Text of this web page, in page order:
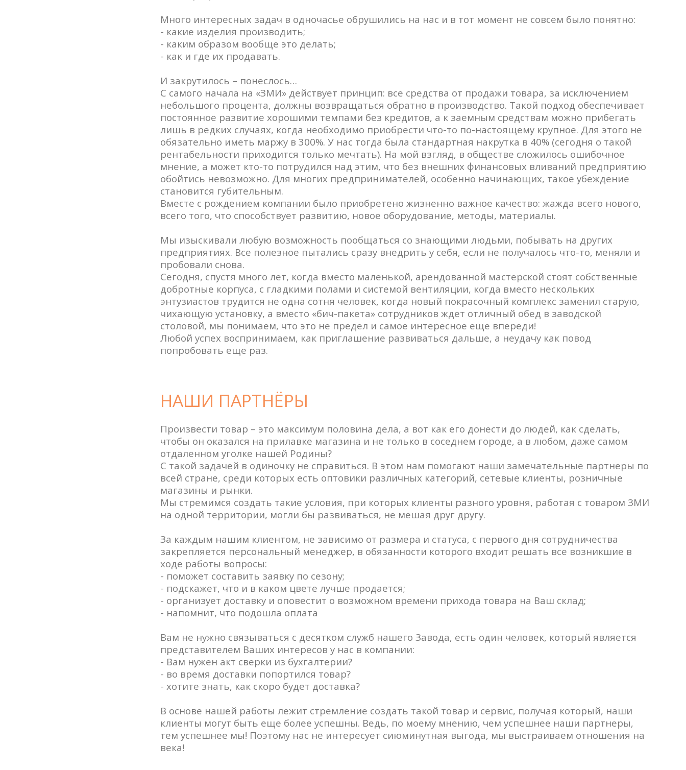
Много интересных задач в одночасье обрушились на нас и в тот момент не совсем было понятно:
- какие изделия производить;
- каким образом вообще это делать;
- как и где их продавать.
И закрутилось – понеслось…
С самого начала на «ЗМИ» действует принцип: все средства от продажи товара, за исключением
небольшого процента, должны возвращаться обратно в производство. Такой подход обеспечивает
постоянное развитие хорошими темпами без кредитов, а к заемным средствам можно прибегать
лишь в редких случаях, когда необходимо приобрести что-то по-настоящему крупное. Для этого не
обязательно иметь маржу в 300%. У нас тогда была стандартная накрутка в 40% (сегодня о такой
рентабельности приходится только мечтать). На мой взгляд, в обществе сложилось ошибочное
мнение, а может кто-то потрудился над этим, что без внешних финансовых вливаний предприятию
обойтись невозможно. Для многих предпринимателей, особенно начинающих, такое убеждение
становится губительным.
Вместе с рождением компании было приобретено жизненно важное качество: жажда всего нового,
всего того, что способствует развитию, новое оборудование, методы, материалы.
Мы изыскивали любую возможность пообщаться со знающими людьми, побывать на других
предприятиях. Все полезное пытались сразу внедрить у себя, если не получалось что-то, меняли и
пробовали снова.
Сегодня, спустя много лет, когда вместо маленькой, арендованной мастерской стоят собственные
добротные корпуса, с гладкими полами и системой вентиляции, когда вместо нескольких
энтузиастов трудится не одна сотня человек, когда новый покрасочный комплекс заменил старую,
чихающую установку, а вместо «бич-пакета» сотрудников ждет отличный обед в заводской
столовой, мы понимаем, что это не предел и самое интересное еще впереди!
Любой успех воспринимаем, как приглашение развиваться дальше, а неудачу как повод
попробовать еще раз.
НАШИ ПАРТНЁРЫ
Произвести товар – это максимум половина дела, а вот как его донести до людей, как сделать,
чтобы он оказался на прилавке магазина и не только в соседнем городе, а в любом, даже самом
отдаленном уголке нашей Родины?
С такой задачей в одиночку не справиться. В этом нам помогают наши замечательные партнеры по
всей стране, среди которых есть оптовики различных категорий, сетевые клиенты, розничные
магазины и рынки.
Мы стремимся создать такие условия, при которых клиенты разного уровня, работая с товаром ЗМИ
на одной территории, могли бы развиваться, не мешая друг другу.
За каждым нашим клиентом, не зависимо от размера и статуса, с первого дня сотрудничества
закрепляется персональный менеджер, в обязанности которого входит решать все возникшие в
ходе работы вопросы:
- поможет составить заявку по сезону;
- подскажет, что и в каком цвете лучше продается;
- организует доставку и оповестит о возможном времени прихода товара на Ваш склад;
- напомнит, что подошла оплата
Вам не нужно связываться с десятком служб нашего Завода, есть один человек, который является
представителем Ваших интересов у нас в компании:
- Вам нужен акт сверки из бухгалтерии?
- во время доставки попортился товар?
- хотите знать, как скоро будет доставка?
В основе нашей работы лежит стремление создать такой товар и сервис, получая который, наши
клиенты могут быть еще более успешны. Ведь, по моему мнению, чем успешнее наши партнеры,
тем успешнее мы! Поэтому нас не интересует сиюминутная выгода, мы выстраиваем отношения на
века!